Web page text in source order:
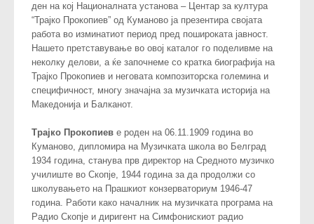
ден на кој Националната установа – Центар за култура
“Трајко Прокопиев” од Куманово ја презентира својата
работа во изминатиот период пред пошироката јавност.
Нашето претставување во овој каталог го поделивме на
неколку делови, а ќе започнеме со кратка биографија на
Трајко Прокопиев и неговата композиторска големина и
специфичност, многу значајна за музичката историја на
Македонија и Балканот.
Трајко Прокопиев е роден на 06.11.1909 година во
Куманово, дипломира на Музичката школа во Белград
1934 година, станува прв директор на Средното музичко
училиште во Скопје, 1944 година за да продолжи со
школувањето на Прашкиот конзерваториум 1946-47
година. Работи како началник на музичката програма на
Радио Скопје и диригент на Симфонискиот радио